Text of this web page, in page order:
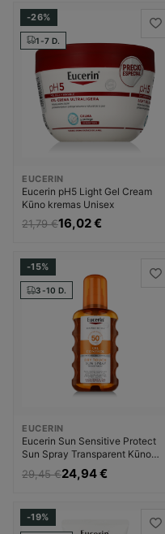
-26%
1-7 D.
EUCERIN
Eucerin pH5 Light Gel Cream
Kūno kremas Unisex
21,79 €16,02 €
-15%
3-10 D.
EUCERIN
Eucerin Sun Sensitive Protect
Sun Spray Transparent Kūno
losjonas nuo saulės Apsauginė
priemonė nuo saulės Unisex
29,45 €24,94 €
-19%